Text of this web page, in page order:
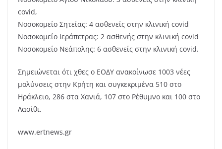
covid,
Νοσοκομείο Σητείας: 4 ασθενείς στην κλινική covid
Νοσοκομείο Ιεράπετρας: 2 ασθενής στην κλινική covid
Νοσοκομείο Νεάπολης: 6 ασθενείς στην κλινική covid.
Σημειώνεται ότι χθες ο ΕΟΔΥ ανακοίνωσε 1003 νέες
μολύνσεις στην Κρήτη και συγκεκριμένα 510 στο
Ηράκλειο, 286 στα Χανιά, 107 στο Ρέθυμνο και 100 στο
Λασίθι.
www.ertnews.gr